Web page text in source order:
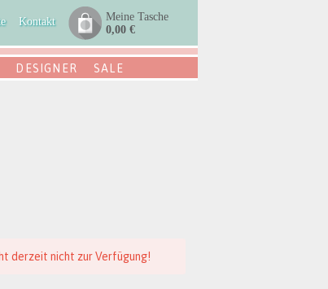
Kontakt
Meine Tasche
0,00 €
DESIGNER SALE
derzeit nicht zur Verfügung!